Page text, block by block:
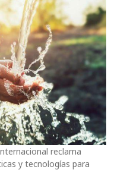
reclama
y tecnologías para